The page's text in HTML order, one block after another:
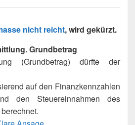
nicht reicht, wird gekürzt.
Grundbetrag
(Grundbetrag) dürfte der
auf den Finanzkennzahlen
den Steuereinnahmen des